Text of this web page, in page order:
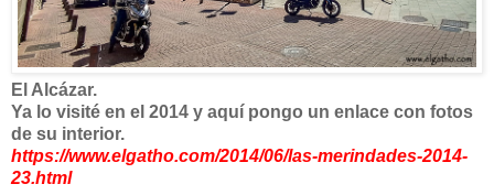
El Alcázar.
Ya lo visité en el 2014 y aquí pongo un enlace con fotos
de su interior.
https://www.elgatho.com/2014/06/las-merindades-2014-
23.html